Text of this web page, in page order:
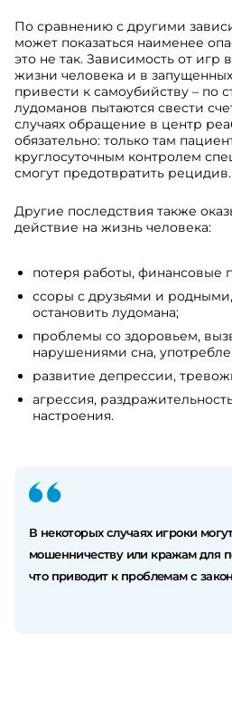
По сравнению с другими
может показаться наименее
это не так. Зависимость от игр
жизни человека и в
привести к самоубийству – по
лудоманов пытаются свести
случаях обращение в центр
обязательно: только там
круглосуточным контролем
смогут предотвратить рецидив.
Другие последствия также
действие на жизнь человека:
потеря работы, финансовые
ссоры с друзьями и
остановить лудомана;
проблемы со здоровьем,
нарушениями сна,
развитие депрессии,
агрессия,
настроения.
В некоторых случаях игроки
мошенничеству или кражам для
что приводит к проблемам с